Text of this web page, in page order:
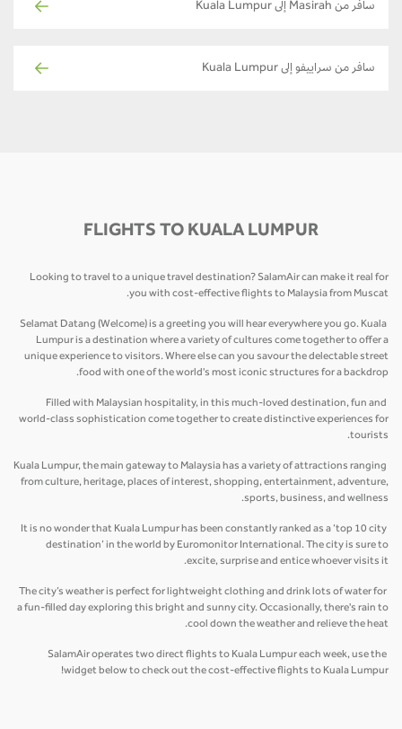
سافر من Masirah إلى Kuala Lumpur
سافر من سراييفو إلى Kuala Lumpur
FLIGHTS TO KUALA LUMPUR
Looking to travel to a unique travel destination? SalamAir can make it real for
you with cost-effective flights to Malaysia from Muscat.
Selamat Datang (Welcome) is a greeting you will hear everywhere you go. Kuala
Lumpur is a destination where a variety of cultures come together to offer a
unique experience to visitors. Where else can you savour the delectable street
food with one of the world's most iconic structures for a backdrop.
Filled with Malaysian hospitality, in this much-loved destination, fun and
world-class sophistication come together to create distinctive experiences for
tourists.
Kuala Lumpur, the main gateway to Malaysia has a variety of attractions ranging
from culture, heritage, places of interest, shopping, entertainment, adventure,
sports, business, and wellness.
It is no wonder that Kuala Lumpur has been constantly ranked as a ‘top 10 city
destination’ in the world by Euromonitor International. The city is sure to
excite, surprise and entice whoever visits it.
The city’s weather is perfect for lightweight clothing and drink lots of water for
a fun-filled day exploring this bright and sunny city. Occasionally, there's rain to
cool down the weather and relieve the heat.
SalamAir operates two direct flights to Kuala Lumpur each week, use the
widget below to check out the cost-effective flights to Kuala Lumpur!